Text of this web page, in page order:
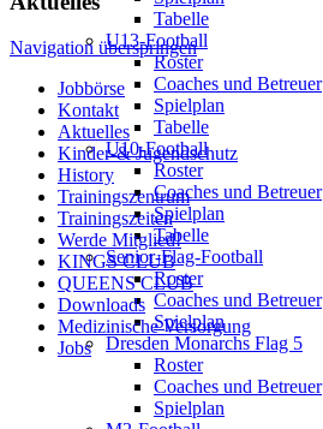
Tabelle
U13-Football
Roster
Coaches und Betreuer
Spielplan
Tabelle
U10-Football
Roster
Coaches und Betreuer
Spielplan
Tabelle
Senior-Flag-Football
Roster
Coaches und Betreuer
Spielplan
Dresden Monarchs Flag 5
Roster
Coaches und Betreuer
Spielplan
Navigation überspringen
Jobbörse
Kontakt
Aktuelles
Kinder-& Jugendschutz
History
Trainingszentrum
Trainingszeiten
Werde Mitglied!
KINGS CLUB
QUEENS CLUB
Downloads
Medizinische Versorgung
Jobs